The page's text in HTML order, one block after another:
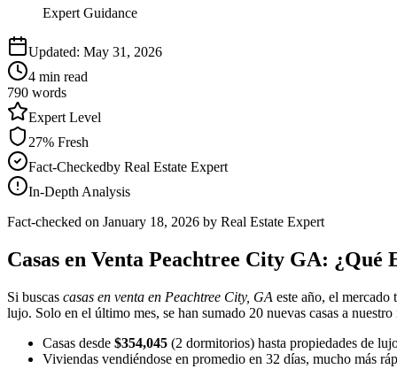
Expert Guidance
Updated: May 31, 2026
4 min read
790 words
Expert Level
27% Fresh
Fact-Checkedby Real Estate Expert
In-Depth Analysis
Fact-checked on January 18, 2026 by Real Estate Expert
Casas en Venta Peachtree City GA: ¿Qué
Si buscas casas en venta en Peachtree City, GA este año, el mercado
lujo. Solo en el último mes, se han sumado 20 nuevas casas a
Casas desde $354,045 (2 dormitorios) hasta propiedades de
Viviendas vendiéndose en promedio en 32 días, mucho más